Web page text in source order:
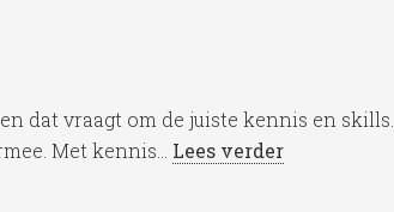
dat vraagt om de juiste kennis en skills.
Met kennis... Lees verder